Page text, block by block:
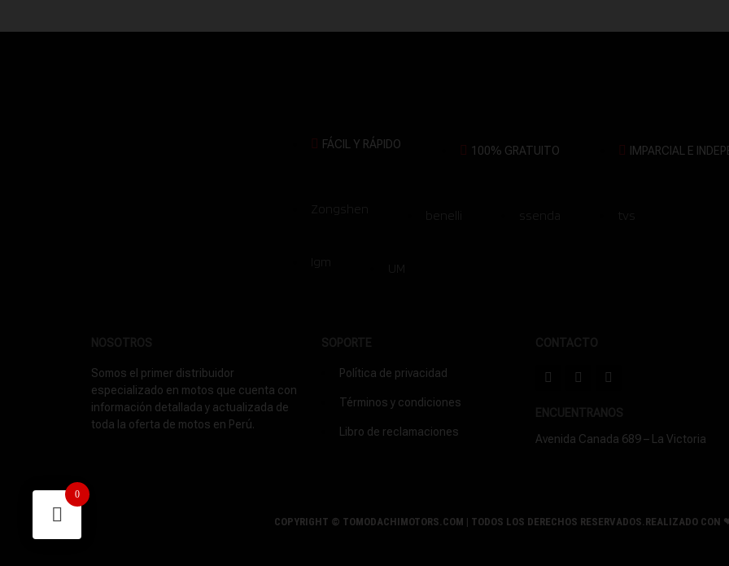
FÁCIL Y RÁPIDO 100% GRATUITO IMPARCIAL E
Somos el primer distribuidor
especializado en motos que cuenta con
información detallada y actualizada de
toda la oferta de motos en Perú.
Política de privacidad
Términos y condiciones
Libro de reclamaciones
Avenida Canada 689 – La Victoria
COPYRIGHT © TOMODACHIMOTORS.COM | TODOS LOS DERECHOS RESERVADOS.REALIZADO CON
0